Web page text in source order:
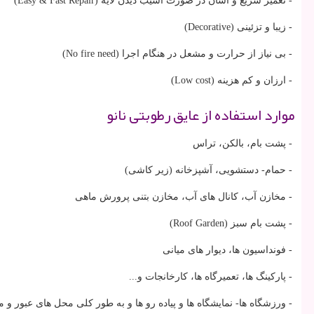
- زیبا و تزئینی (Decorative)
- بی نیاز از حرارت و مشعل در هنگام اجرا (No fire need)
- ارزان و کم هزینه (Low cost)
موارد استفاده از عایق رطوبتی نانو
- پشت بام، بالکن، تراس
- حمام- دستشویی، آشپزخانه (زیر کاشی)
- مخازن آب، کانال های آب، مخازن بتنی پرورش ماهی
- پشت بام سبز (Roof Garden)
- فونداسیون ها، دیوار های میانی
- پارکینگ ها، تعمیرگاه ها، کارخانجات و...
- ورزشگاه ها- نمایشگاه ها و پیاده رو ها و به طور کلی محل های عبور و